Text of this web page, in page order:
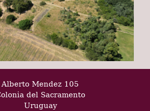
Alberto Mendez 105
del Sacramento
Uruguay